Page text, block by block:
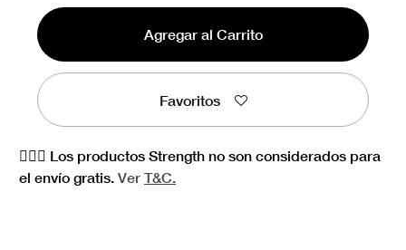
Agregar al Carrito
Favoritos
🏋🏻‍♀️ Los productos Strength no son considerados para
el envío gratis. Ver T&C.